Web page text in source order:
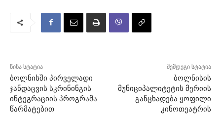
წინა სტატია
ბოლნისში პირველადი
ჯანდაცვის სკრინინგის
ინტეგრაციის პროგრამა
წარმატებით
შემდეგი სტატია
ბოლნისის
მუნიციპალიტეტის მერიის
განცხადება ყოფილი
კინოთეატრის